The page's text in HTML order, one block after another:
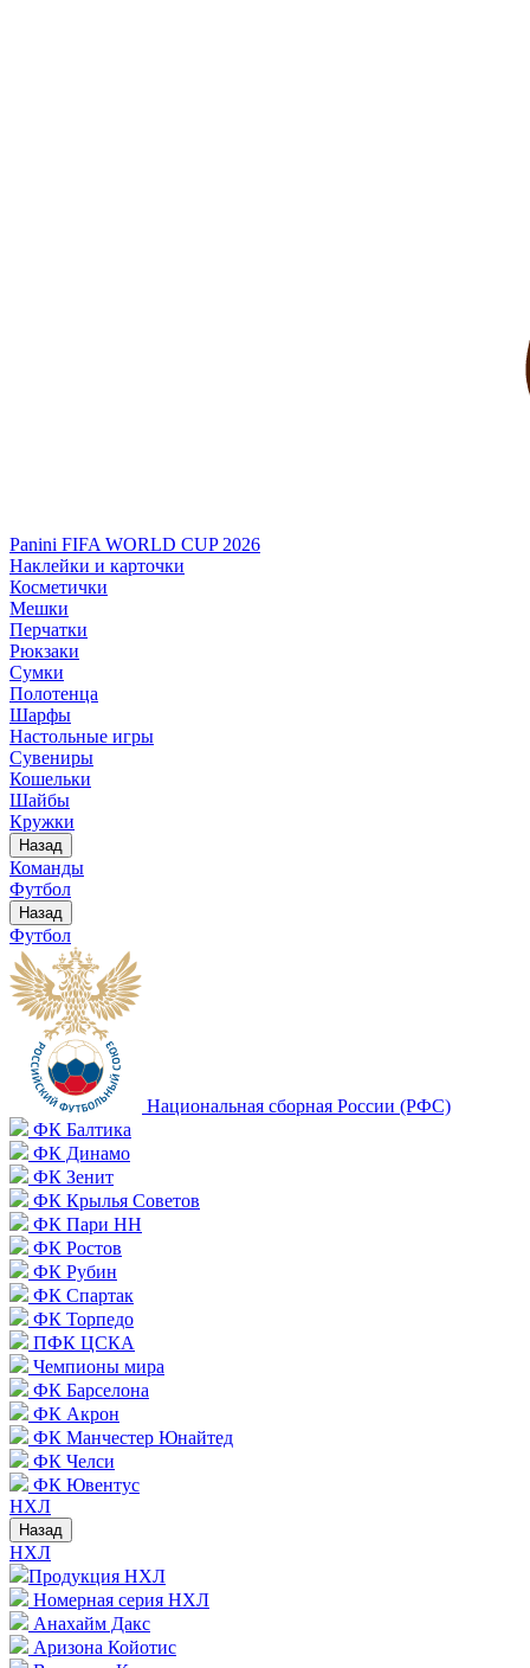
Panini FIFA WORLD CUP 2026
Наклейки и карточки
Косметички
Мешки
Перчатки
Рюкзаки
Сумки
Полотенца
Шарфы
Настольные игры
Сувениры
Кошельки
Шайбы
Кружки
Назад
Команды
Футбол
Назад
Футбол
Национальная сборная России (РФС)
ФК Балтика
ФК Динамо
ФК Зенит
ФК Крылья Советов
ФК Пари НН
ФК Ростов
ФК Рубин
ФК Спартак
ФК Торпедо
ПФК ЦСКА
Чемпионы мира
ФК Барселона
ФК Акрон
ФК Манчестер Юнайтед
ФК Челси
ФК Ювентус
НХЛ
Назад
НХЛ
Продукция НХЛ
Номерная серия НХЛ
Анахайм Дакс
Аризона Койотис